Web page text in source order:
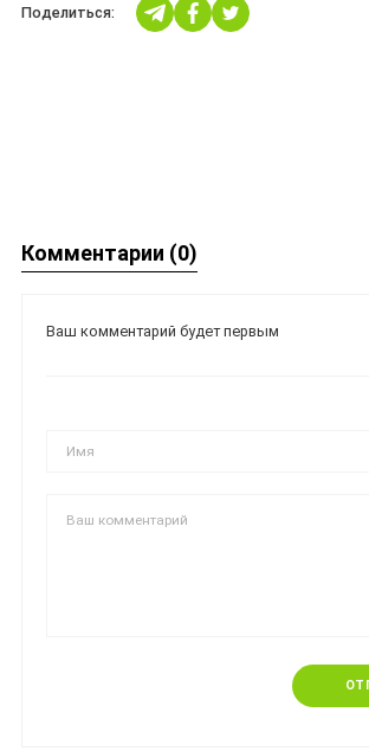
Поделиться:
Комментарии (0)
Ваш комментарий будет первым